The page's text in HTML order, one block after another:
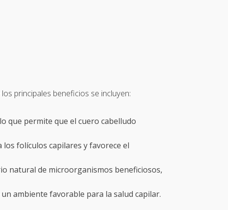
principales beneficios se incluyen:
que permite que el cuero cabelludo
los folículos capilares y favorece el
natural de microorganismos beneficiosos,
ambiente favorable para la salud capilar.